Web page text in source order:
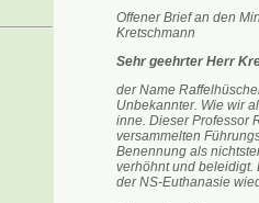
Offener Brief an den
Kretschmann
Sehr geehrter Herr
der Name
Unbekannter. Wie wir
inne. Dieser Professor
versammelten
Benennung als
verhöhnt und beleidigt.
der NS-Euthanasie